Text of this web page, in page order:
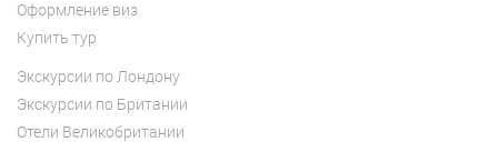
Оформление виз
Купить тур
Экскурсии по Лондону
Экскурсии по Британии
Отели Великобритании